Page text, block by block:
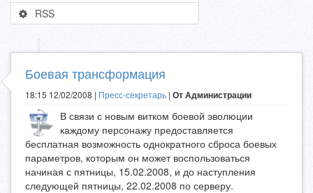
RSS
Боевая трансформация
18:15 12/02/2008 | Пресс-секретарь | От Администрации
В связи с новым витком боевой эволюции
каждому персонажу предоставляется
бесплатная возможность однократного сброса боевых
параметров, которым он может воспользоваться
начиная с пятницы, 15.02.2008, и до наступления
следующей пятницы, 22.02.2008 по серверу.